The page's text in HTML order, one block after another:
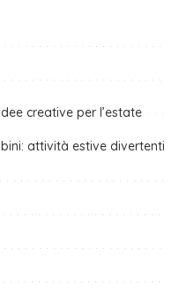
creative per l’estate
attività estive divertenti